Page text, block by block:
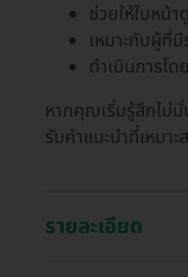
ช่วยให้ใบหน้
เหมาะกับผู้ที่
ดำเนินการโ
หากคุณเริ่มรู้สึกไม่มั่
รับคำแนะนำที่เหม
รายละเอียด